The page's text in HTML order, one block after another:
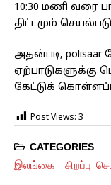
10:30 மணி வரை
திட்டமும்
அதன்படி,
ஏற்பாடுகளுக்கு
கேட்டுக்
Post Views: 3
CATEGORIES
இலங்கை சிறப்பு